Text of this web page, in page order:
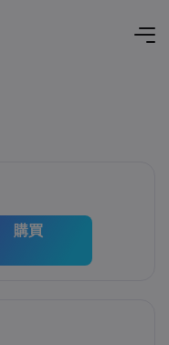
購買